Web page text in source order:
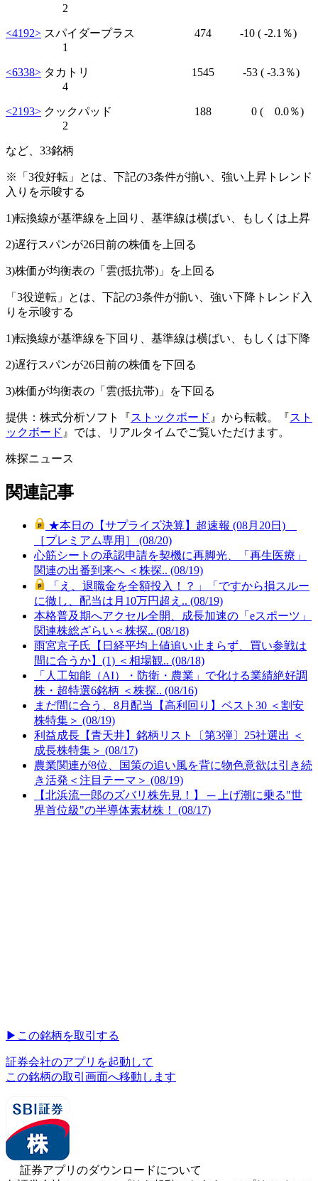
2
<4192> スパイダープラス 474 -10 ( -2.1％)
1
<6338> タカトリ 1545 -53 ( -3.3％)
4
<2193> クックパッド 188 0 ( 0.0％)
2
など、33銘柄
※「3役好転」とは、下記の3条件が揃い、強い上昇トレンド
入りを示唆する
1)転換線が基準線を上回り、基準線は横ばい、もしくは上昇
2)遅行スパンが26日前の株価を上回る
3)株価が均衡表の「雲(抵抗帯)」を上回る
「3役逆転」とは、下記の3条件が揃い、強い下降トレンド入
りを示唆する
1)転換線が基準線を下回り、基準線は横ばい、もしくは下降
2)遅行スパンが26日前の株価を下回る
3)株価が均衡表の「雲(抵抗帯)」を下回る
提供：株式分析ソフト『ストックボード 』から転載。『スト
ックボード 』では、リアルタイムでご覧いただけます。
株探ニュース
関連記事
★本日の【サプライズ決算】超速報 (08月20日)
［プレミアム専用］ (08/20)
心筋シートの承認申請を契機に再脚光、「再生医療」
関連の出番到来へ ＜株探.. (08/19)
「え、退職金を全額投入！？」「ですから損スルー
に徹し、配当は月10万円超え.. (08/19)
本格普及期へアクセル全開、成長加速の「eスポーツ」
関連株総ざらい＜株探.. (08/18)
雨宮京子氏【日経平均上値追い止まらず、買い参戦は
間に合うか】(1) ＜相場観.. (08/18)
「人工知能（AI）・防衛・農業」で化ける業績絶好調
株・超特選6銘柄 ＜株探.. (08/16)
まだ間に合う、8月配当【高利回り】ベスト30 ＜割安
株特集＞ (08/19)
利益成長【青天井】銘柄リスト〔第3弾〕25社選出 ＜
成長株特集＞ (08/17)
農業関連が8位、国策の追い風を背に物色意欲は引き続
き活発＜注目テーマ＞ (08/19)
【北浜流一郎のズバリ株先見！】 ─ 上げ潮に乗る"世
界首位級"の半導体素材株！ (08/17)
▶︎ この銘柄を取引する
証券会社のアプリを起動して
この銘柄の取引画面へ移動します
証券アプリのダウンロードについて